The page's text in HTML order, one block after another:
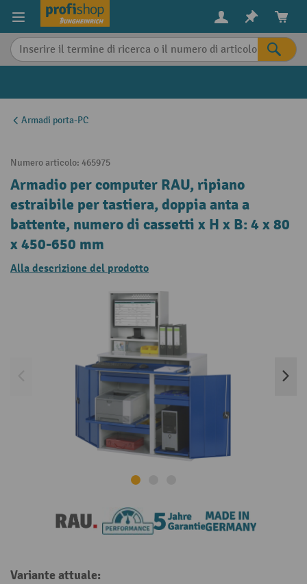
content
Armadi porta-PC
Numero articolo: 465975
Armadio per computer RAU, ripiano
estraibile per tastiera, doppia anta a
battente, numero di cassetti x H x B: 4 x 80
x 450-650 mm
Alla descrizione del prodotto
Variante attuale: